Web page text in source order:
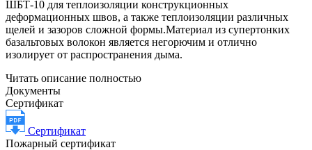
ШБТ-10 для теплоизоляции конструкционных
деформационных швов, а также теплоизоляции различных
щелей и зазоров сложной формы.Материал из супертонких
базальтовых волокон является негорючим и отлично
изолирует от распространения дыма.
Читать описание полностью
Документы
Сертификат
Сертификат
Пожарный сертификат